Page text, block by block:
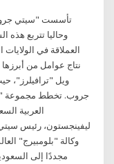
وحاليا تتربع هذه
العملاقة في الولايات
ويل "ترافيلرز"،
جروب. تخطط مجموعة
العربية
وكالة "بلومبيرج"